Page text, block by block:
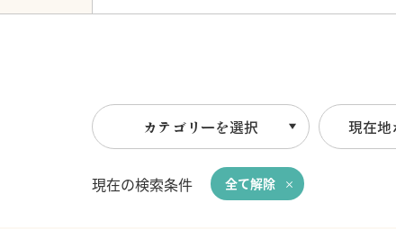
カテゴリーを選択 現在地
現在の検索条件 全て解除